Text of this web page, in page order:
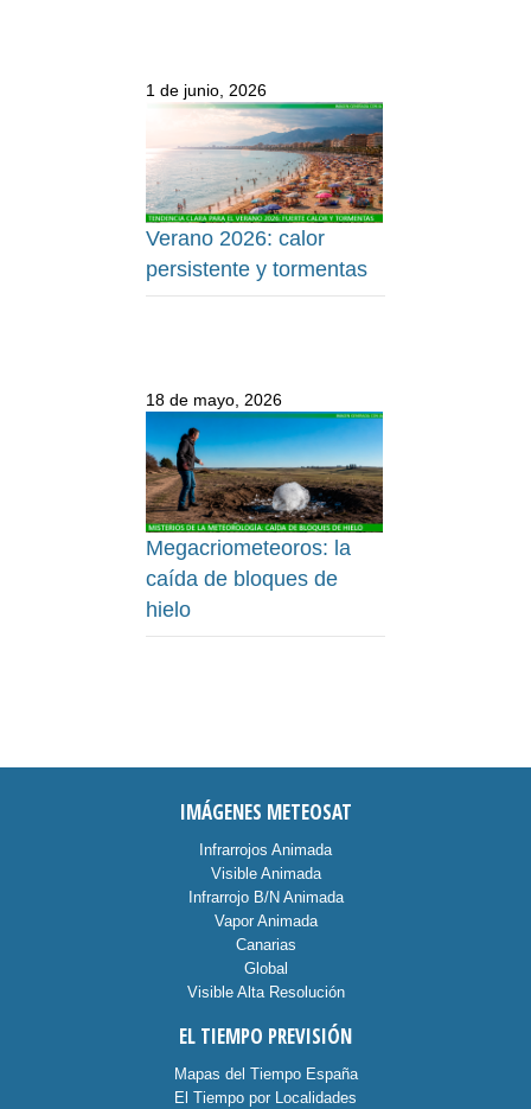
1 de junio, 2026
Verano 2026: calor
persistente y tormentas
18 de mayo, 2026
Megacriometeoros: la
caída de bloques de
hielo
IMÁGENES METEOSAT
Infrarrojos Animada
Visible Animada
Infrarrojo B/N Animada
Vapor Animada
Canarias
Global
Visible Alta Resolución
EL TIEMPO PREVISIÓN
Mapas del Tiempo España
El Tiempo por Localidades